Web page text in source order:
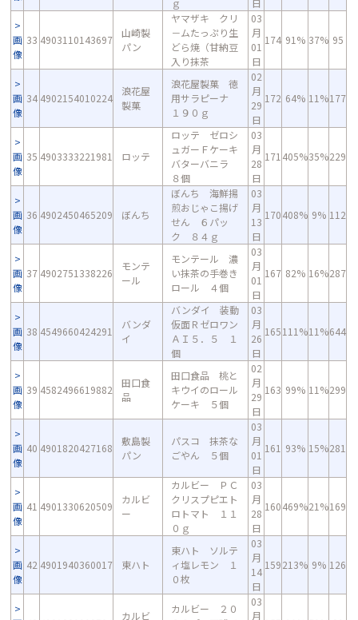
ｇ
日
画
像
33 4903110143697
山崎製
パン
ヤマザキ クリ
－ムたっぷり生
どら焼（甘納豆
入り抹茶
03
月
01
日
174 91% 37% 95
画
像
34 4902154010224
浪花屋
製菓
浪花屋製菓 徳
用サラピーナ
１９０ｇ
02
月
29
日
172 64% 11%177
画
像
35 4903333221981 ロッテ
ロッテ ゼロシ
ュガーＦケーキ
バターバニラ
８個
03
月
28
日
171 405%35%229
画
像
36 4902450465209 ぼんち
ぼんち 海鮮揚
煎おじゃこ揚げ
せん ６パッ
ク ８４ｇ
03
月
13
日
170408% 9% 112
画
像
37 4902751338226
モンテ
ール
モンテール 濃
い抹茶の手巻き
ロール ４個
03
月
01
日
167 82% 16%287
画
像
38 4549660424291
バンダ
イ
バンダイ 装動
仮面Ｒゼロワン
ＡＩ５．５ １
個
03
月
26
日
165111%11%644
画
像
39 4582496619882
田口食
品
田口食品 桃と
キウイのロール
ケーキ ５個
02
月
29
日
163 99% 11%299
画
像
40 4901820427168
敷島製
パン
パスコ 抹茶な
ごやん ５個
03
月
01
日
161 93% 15%281
画
像
41 4901330620509
カルビ
ー
カルビー ＰＣ
クリスプピエト
ロトマト １１
０ｇ
03
月
28
日
160469%21%169
画
像
42 4901940360017 東ハト
東ハト ソルテ
ィ塩レモン １
０枚
03
月
14
日
159213% 9% 126
カルビ
カルビー ２０
03
月